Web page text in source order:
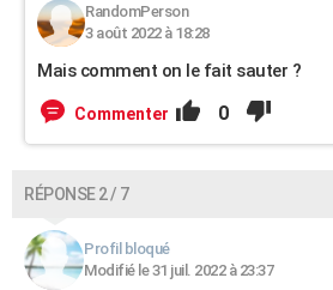
RandomPerson
3 août 2022 à 18:28
Mais comment on le fait sauter ?
Commenter 0
RÉPONSE 2 / 7
Profil bloqué
Modifié le 31 juil. 2022 à 23:37